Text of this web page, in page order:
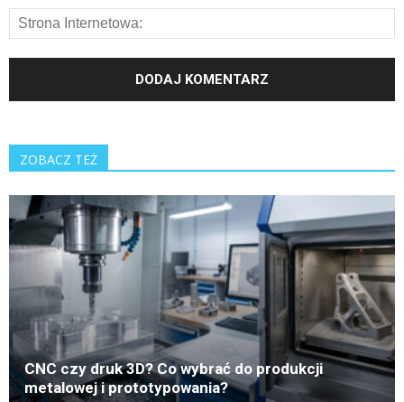
ZOBACZ TEŻ
CNC czy druk 3D? Co wybrać do produkcji
metalowej i prototypowania?